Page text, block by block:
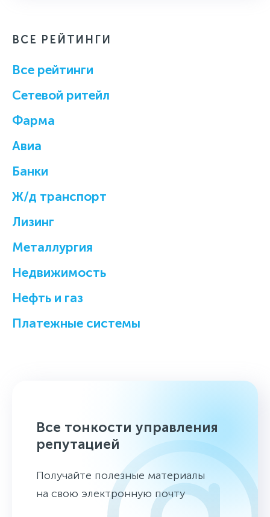
ВСЕ РЕЙТИНГИ
Все рейтинги
Cетевой ритейл
Фарма
Авиа
Банки
Ж/д транспорт
Лизинг
Металлургия
Недвижимость
Нефть и газ
Платежные системы
Все тонкости управления
репутацией
Получайте полезные материалы
на свою электронную почту